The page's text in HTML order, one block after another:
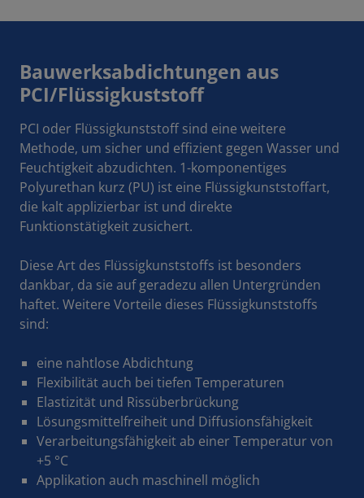
Bauwerksabdichtungen aus
PCI/Flüssigkuststoff
PCI oder Flüssigkunststoff sind eine weitere
Methode, um sicher und effizient gegen Wasser und
Feuchtigkeit abzudichten. 1-komponentiges
Polyurethan kurz (PU) ist eine Flüssigkunststoffart,
die kalt applizierbar ist und direkte
Funktionstätigkeit zusichert.
Diese Art des Flüssigkunststoffs ist besonders
dankbar, da sie auf geradezu allen Untergründen
haftet. Weitere Vorteile dieses Flüssigkunststoffs
sind:
eine nahtlose Abdichtung
Flexibilität auch bei tiefen Temperaturen
Elastizität und Rissüberbrückung
Lösungsmittelfreiheit und Diffusionsfähigkeit
Verarbeitungsfähigkeit ab einer Temperatur von
+5 °C
Applikation auch maschinell möglich